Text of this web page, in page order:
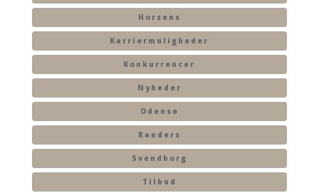
Horsens
Karriermuligheder
Konkurrencer
Nyheder
Odense
Randers
Svendborg
Tilbud